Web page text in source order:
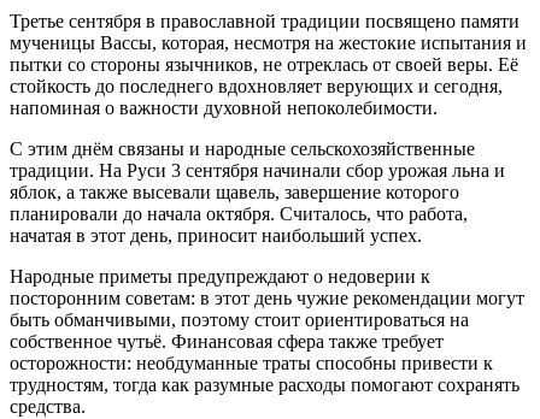
Третье сентября в православной традиции посвящено памяти
мученицы Вассы, которая, несмотря на жестокие испытания и
пытки со стороны язычников, не отреклась от своей веры. Её
стойкость до последнего вдохновляет верующих и сегодня,
напоминая о важности духовной непоколебимости.
С этим днём связаны и народные сельскохозяйственные
традиции. На Руси 3 сентября начинали сбор урожая льна и
яблок, а также высевали щавель, завершение которого
планировали до начала октября. Считалось, что работа,
начатая в этот день, приносит наибольший успех.
Народные приметы предупреждают о недоверии к
посторонним советам: в этот день чужие рекомендации могут
быть обманчивыми, поэтому стоит ориентироваться на
собственное чутьё. Финансовая сфера также требует
осторожности: необдуманные траты способны привести к
трудностям, тогда как разумные расходы помогают сохранять
средства.